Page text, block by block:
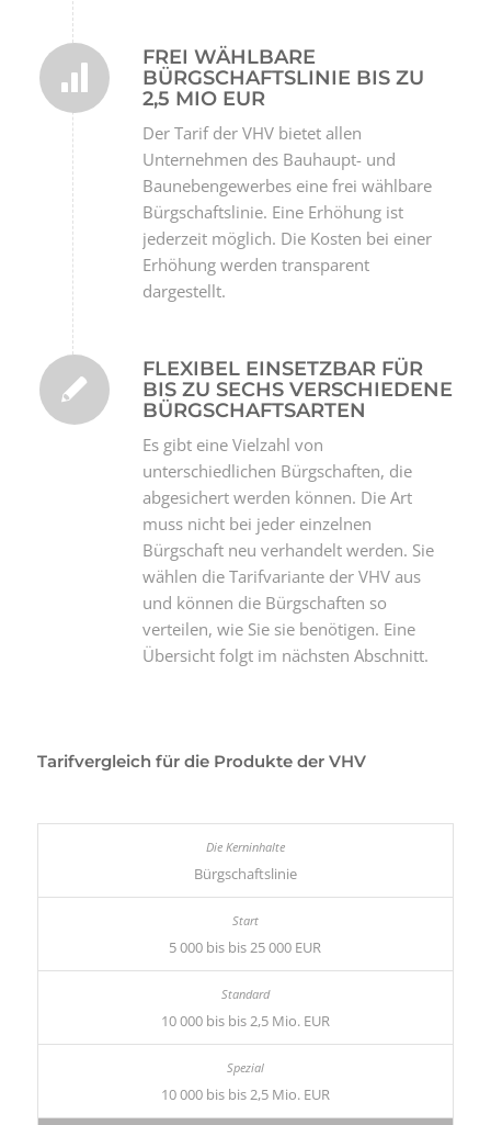
FREI WÄHLBARE
BÜRGSCHAFTSLINIE BIS ZU
2,5 MIO EUR
Der Tarif der VHV bietet allen
Unternehmen des Bauhaupt- und
Baunebengewerbes eine frei wählbare
Bürgschaftslinie. Eine Erhöhung ist
jederzeit möglich. Die Kosten bei einer
Erhöhung werden transparent
dargestellt.
FLEXIBEL EINSETZBAR FÜR
BIS ZU SECHS VERSCHIEDENE
BÜRGSCHAFTSARTEN
Es gibt eine Vielzahl von
unterschiedlichen Bürgschaften, die
abgesichert werden können. Die Art
muss nicht bei jeder einzelnen
Bürgschaft neu verhandelt werden. Sie
wählen die Tarifvariante der VHV aus
und können die Bürgschaften so
verteilen, wie Sie sie benötigen. Eine
Übersicht folgt im nächsten Abschnitt.
Tarifvergleich für die Produkte der VHV
Bürgschaftslinie
5 000 bis bis 25 000 EUR
10 000 bis bis 2,5 Mio. EUR
10 000 bis bis 2,5 Mio. EUR